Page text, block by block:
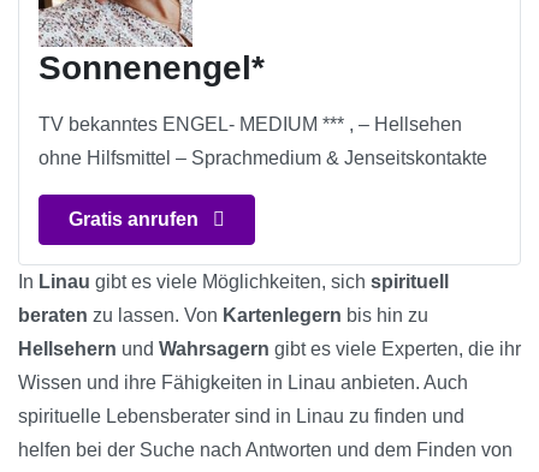
Sonnenengel*
TV bekanntes ENGEL- MEDIUM *** , – Hellsehen
ohne Hilfsmittel – Sprachmedium & Jenseitskontakte
Gratis anrufen
In Linau gibt es viele Möglichkeiten, sich spirituell
beraten zu lassen. Von Kartenlegern bis hin zu
Hellsehern und Wahrsagern gibt es viele Experten, die ihr
Wissen und ihre Fähigkeiten in Linau anbieten. Auch
spirituelle Lebensberater sind in Linau zu finden und
helfen bei der Suche nach Antworten und dem Finden von